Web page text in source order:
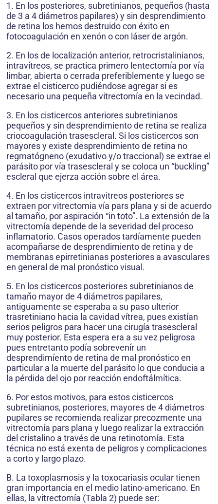
1. En los posteriores, subretinianos, pequeños (hasta
de 3 a 4 diámetros papilares) y sin desprendimiento
de retina los hemos destruido con éxito en
fotocoagulación en xenón o con láser de argón.
2. En los de localización anterior, retrocristalinianos,
intravítreos, se practica primero lentectomía por vía
limbar, abierta o cerrada preferiblemente y luego se
extrae el cisticerco pudiéndose agregar si es
necesario una pequeña vitrectomía en la vecindad.
3. En los cisticercos anteriores subretinianos
pequeños y sin desprendimiento de retina se realiza
criocoagulación trasescleral. Si los cisticercos son
mayores y existe desprendimiento de retina no
regmatógneno (exudativo y/o traccional) se extrae el
parásito por vía trasescleral y se coloca un “buckling”
escleral que ejerza acción sobre el área.
4. En los cisticercos intravitreos posteriores se
extraen por vitrectomia vía pars plana y si de acuerdo
al tamaño, por aspiración “in toto”. La extensión de la
vitrectomía depende de la severidad del proceso
inflamatorio. Casos operados tardíamente pueden
acompañarse de desprendimiento de retina y de
membranas epirretinianas posteriores a avasculares
en general de mal pronóstico visual.
5. En los cisticercos posteriores subretinianos de
tamaño mayor de 4 diámetros papilares,
antiguamente se esperaba a su paso ulterior
trasretiniano hacia la cavidad vítrea, pues existían
serios peligros para hacer una cirugía trasescleral
muy posterior. Esta espera era a su vez peligrosa
pues entretanto podía sobrevenír un
desprendimíento de retina de mal pronóstico en
particular a la muerte del parásito lo que conducia a
la pérdida del ojo por reacción endoftálmítica.
6. Por estos motivos, para estos cisticercos
subretinianos, posteriores, mayores de 4 diámetros
pupilares se recomienda realizar precozmente una
vitrectomía pars plana y luego realizar la extracción
del cristalino a través de una retinotomía. Esta
técnica no está exenta de peligros y complicaciones
a corto y largo plazo.
B. La toxoplasmosis y la toxocariasis ocular tienen
gran importancia en el medio latino-americano. En
ellas, la vitrectomía (Tabla 2) puede ser: